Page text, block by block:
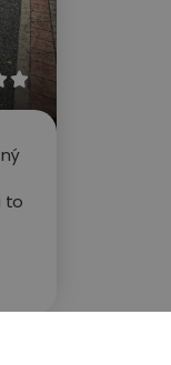

to